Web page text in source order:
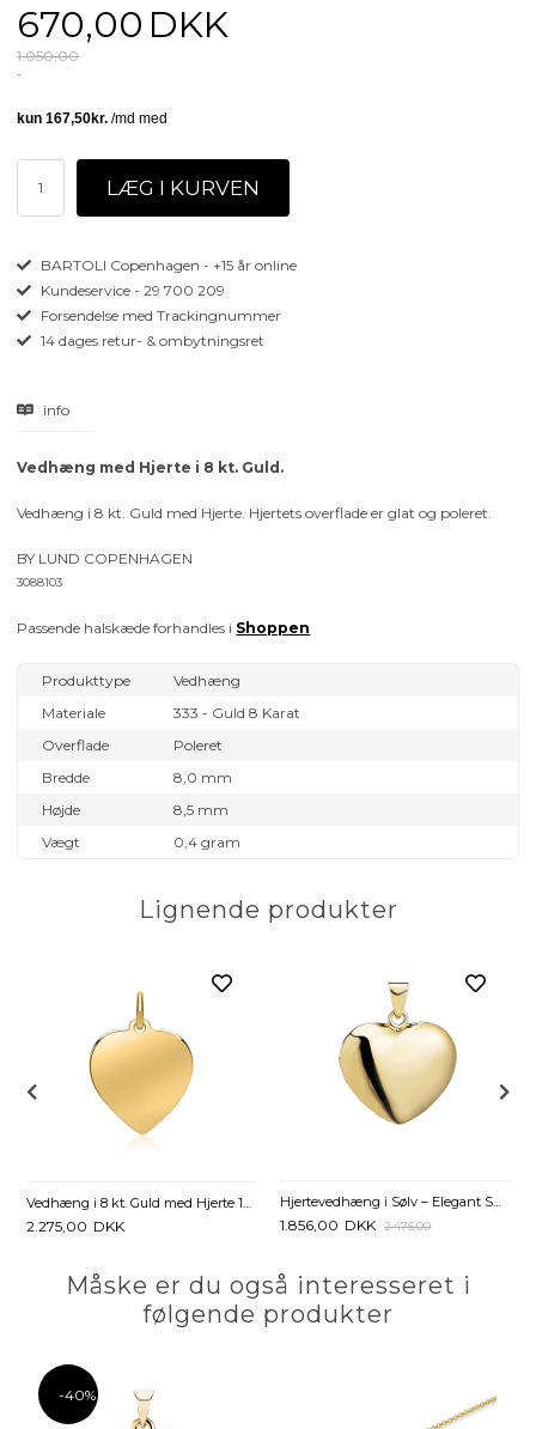
670,00 DKK
1.050,00
BARTOLI Copenhagen - +15 år online
Kundeservice - 29 700 209
Forsendelse med Trackingnummer
14 dages retur- & ombytningsret
info
Vedhæng med Hjerte i 8 kt. Guld.
Vedhæng i 8 kt. Guld med Hjerte. Hjertets overflade er glat og poleret.
BY LUND COPENHAGEN
3088103
Passende halskæde forhandles i Shoppen
Produkttype
Vedhæng
Materiale
333 - Guld 8 Karat
Overflade
Poleret
Bredde
8,0 mm
Højde
8,5 mm
Vægt
0,4 gram
Lignende produkter
Vedhæng i 8 kt. Guld med Hjerte 16 x 17 mm - Mulighed for gravering
2.275,00 DKK
Hjertevedhæng i Sølv – Elegant Smykke fra Lund Copenhagen
1.856,00 DKK 2.475,00
Måske er du også interesseret i
følgende produkter
-40%